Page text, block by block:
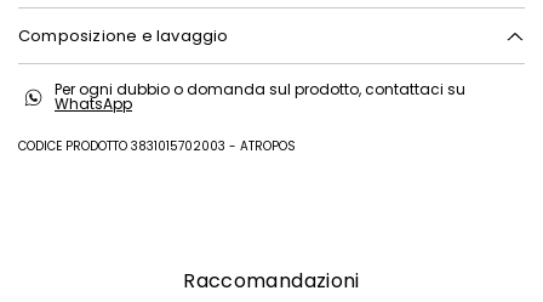
Composizione e lavaggio
asciugare in tamburo; asciugare appeso in ombra; non stirare; non
lavare a secco; non lavare ad umido professionale.
Tessuto a maglia 78% poliammide, 22% elastan; - spalmature escluse;
Per ogni dubbio o domanda sul prodotto, contattaci su
WhatsApp
CODICE PRODOTTO 3831015702003 - ATROPOS
Raccomandazioni